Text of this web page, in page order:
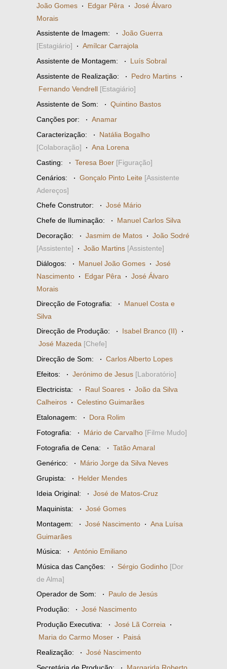
João Gomes · Edgar Pêra · José Álvaro
Morais
Assistente de Imagem: · João Guerra
[Estagiário] · Amílcar Carrajola
Assistente de Montagem: · Luís Sobral
Assistente de Realização: · Pedro Martins ·
Fernando Vendrell [Estagiário]
Assistente de Som: · Quintino Bastos
Canções por: · Anamar
Caracterização: · Natália Bogalho
[Colaboração] · Ana Lorena
Casting: · Teresa Boer [Figuração]
Cenários: · Gonçalo Pinto Leite [Assistente
Adereços]
Chefe Construtor: · José Mário
Chefe de Iluminação: · Manuel Carlos Silva
Decoração: · Jasmim de Matos · João Sodré
[Assistente] · João Martins [Assistente]
Diálogos: · Manuel João Gomes · José
Nascimento · Edgar Pêra · José Álvaro
Morais
Direcção de Fotografia: · Manuel Costa e
Silva
Direcção de Produção: · Isabel Branco (II) ·
José Mazeda [Chefe]
Direcção de Som: · Carlos Alberto Lopes
Efeitos: · Jerónimo de Jesus [Laboratório]
Electricista: · Raul Soares · João da Silva
Calheiros · Celestino Guimarães
Etalonagem: · Dora Rolim
Fotografia: · Mário de Carvalho [Filme Mudo]
Fotografia de Cena: · Tatão Amaral
Genérico: · Mário Jorge da Silva Neves
Grupista: · Helder Mendes
Ideia Original: · José de Matos-Cruz
Maquinista: · José Gomes
Montagem: · José Nascimento · Ana Luísa
Guimarães
Música: · António Emiliano
Música das Canções: · Sérgio Godinho [Dor
de Alma]
Operador de Som: · Paulo de Jesús
Produção: · José Nascimento
Produção Executiva: · José Lã Correia ·
Maria do Carmo Moser · Paisá
Realização: · José Nascimento